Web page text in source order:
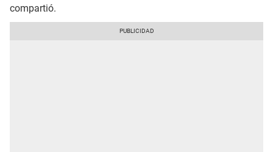
compartió.